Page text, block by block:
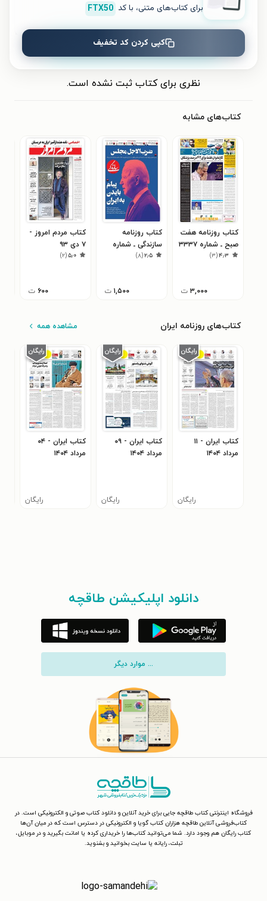
ثبت نظر
نظری برای کتاب ثبت نشده است.
کتاب‌های مشابه
کتاب روزنامه هفت
صبح ـ شماره ۳۳۳۷
۴٫۳(۳)
۳,۰۰۰ ت
کتاب روزنامه
سازندگی ـ شماره
۸۱۶ ـ ۱۳ آذر ۹۹۲٫۵(۸)
۱,۵۰۰ ت
کتاب مردم امروز -
۷ دی ۹۳
۵٫۰(۲)
۶۰۰ ت
کتاب‌های روزنامه ایران مشاهده همه
کتاب ایران - ۱۱
مرداد ۱۴۰۴
رایگان
کتاب ایران - ۰۹
مرداد ۱۴۰۴
رایگان
کتاب ایران - ۰۴
مرداد ۱۴۰۴
رایگان
دانلود اپلیکیشن طاقچه
... موارد دیگر
فروشگاه اینترنتی کتاب طاقچه جایی برای خرید آنلاین و دانلود کتاب صوتی و الکترونیکی است. در
کتاب‌فروشی آنلاین طاقچه هزاران کتاب گویا و الکترونیکی در دسترس است که در میان آن‌ها
کتاب رایگان هم وجود دارد. شما می‌توانید کتاب‌ها را خریداری کرده یا امانت بگیرید و در موبایل،
تبلت، رایانه یا سایت بخوانید و بشنوید.
برای کتاب‌های متنی، با کد FTX50
کپی کردن کد تخفیف